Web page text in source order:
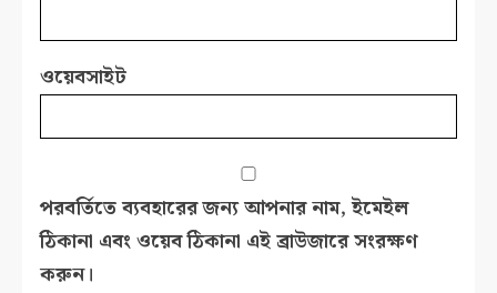
ওয়েবসাইট
পরবর্তিতে ব্যবহারের জন্য আপনার নাম, ইমেইল
ঠিকানা এবং ওয়েব ঠিকানা এই ব্রাউজারে সংরক্ষণ
করুন।